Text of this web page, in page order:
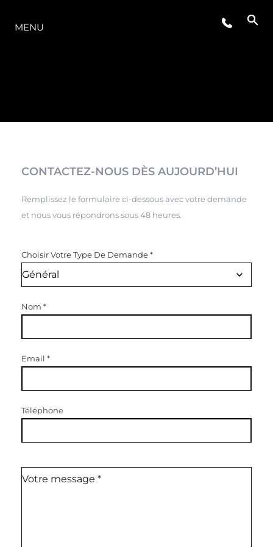
MENU
CONTACTEZ-NOUS DÈS AUJOURD’HUI
Remplissez le formulaire ci-dessous avec votre demande
et nous vous répondrons sous 48 heures.
Choisir Votre Type De Demande*
Nom *
Email *
Téléphone